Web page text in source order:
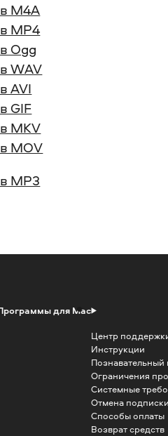
M4A
MP4
Ogg
WAV
AVI
GIF
MKV
MOV
MP3
для Mac
Центр
Инструкции
Познавательный
Ограничения
Системные
Отмена подписки
Способы оплаты
Возврат средств